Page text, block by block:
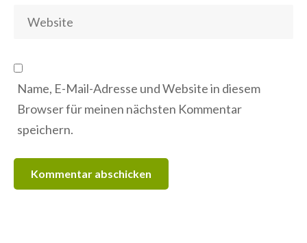
Name, E-Mail-Adresse und Website in diesem
Browser für meinen nächsten Kommentar
speichern.